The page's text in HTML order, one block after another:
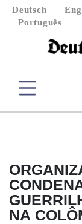
Deutsch
Português
NA